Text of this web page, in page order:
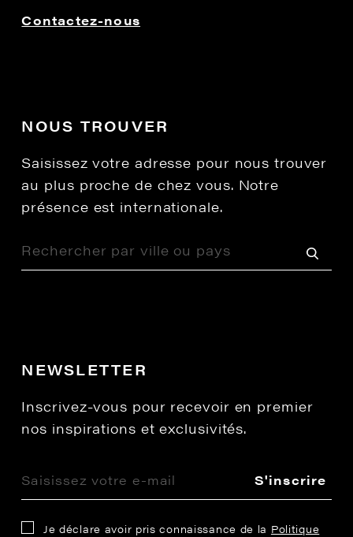
Contactez-nous
NOUS TROUVER
Saisissez votre adresse pour nous trouver
au plus proche de chez vous. Notre
présence est internationale.
NEWSLETTER
Inscrivez-vous pour recevoir en premier
nos inspirations et exclusivités.
S'inscrire
Je déclare avoir pris connaissance de la Politique